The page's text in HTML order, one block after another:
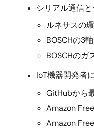
シリアル通信
ルネサスの
BOSCHの3
BOSCHのガ
IoT機器開発者
GitHubから
Amazon
Amazon